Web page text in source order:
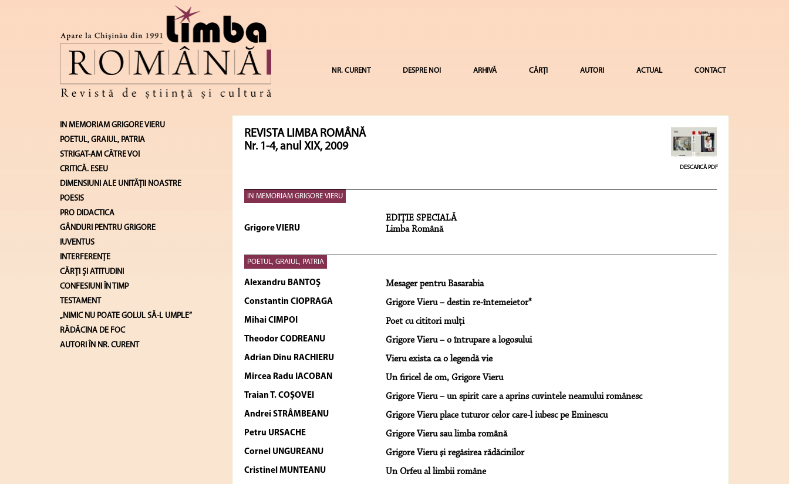
NR. CURENT DESPRE NOI ARHIVĂ CĂRȚI AUTORI ACTUAL CONTACT
IN MEMORIAM GRIGORE VIERU
POETUL, GRAIUL, PATRIA
STRIGAT-AM CĂTRE VOI
CRITICĂ. ESEU
DIMENSIUNI ALE UNITĂŢII NOASTRE
POESIS
PRO DIDACTICA
GÂNDURI PENTRU GRIGORE
IUVENTUS
INTERFERENŢE
CĂRŢI ŞI ATITUDINI
CONFESIUNI ÎN TIMP
TESTAMENT
„NIMIC NU POATE GOLUL SĂ-L UMPLE”
RĂDĂCINA DE FOC
AUTORI ÎN NR. CURENT
REVISTA LIMBA ROMÂNĂ
Nr. 1-4, anul XIX, 2009
DESCARCĂ PDF
IN MEMORIAM GRIGORE VIERU
EDIŢIE SPECIALĂ
Grigore VIERU Limba Română
POETUL, GRAIUL, PATRIA
Alexandru BANTOŞ Mesager pentru Basarabia
Constantin CIOPRAGA Grigore Vieru – destin re-întemeietor*
Mihai CIMPOI Poet cu cititori mulţi
Theodor CODREANU Grigore Vieru – o întrupare a logosului
Adrian Dinu RACHIERU Vieru exista ca o legendă vie
Mircea Radu IACOBAN Un firicel de om, Grigore Vieru
Traian T. COŞOVEI Grigore Vieru – un spirit care a aprins cuvintele neamului românesc
Andrei STRÂMBEANU Grigore Vieru place tuturor celor care-l iubesc pe Eminescu
Petru URSACHE Grigore Vieru sau limba română
Cornel UNGUREANU Grigore Vieru şi regăsirea rădăcinilor
Cristinel MUNTEANU Un Orfeu al limbii române